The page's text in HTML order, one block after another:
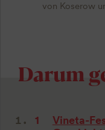
von Koserow
Darum
Vineta-